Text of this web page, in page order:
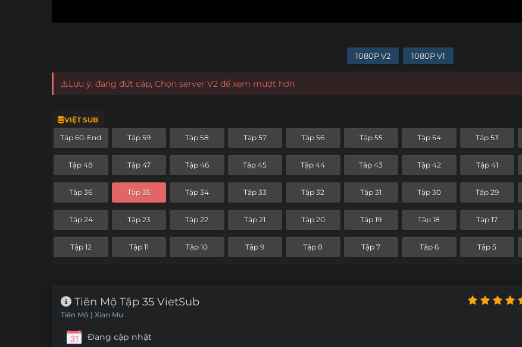
1080P V2 1080P V1
⚠️Lưu ý: đang đứt cáp, Chọn server V2 để xem mượt hơn
VIỆT SUB
Tập 60-End Tập 59 Tập 58 Tập 57 Tập 56 Tập 55 Tập 54 Tập 53
Tập 48 Tập 47 Tập 46 Tập 45 Tập 44 Tập 43 Tập 42 Tập 41
Tập 36 Tập 35 Tập 34 Tập 33 Tập 32 Tập 31 Tập 30 Tập 29
Tập 24 Tập 23 Tập 22 Tập 21 Tập 20 Tập 19 Tập 18 Tập 17
Tập 12 Tập 11 Tập 10 Tập 9 Tập 8 Tập 7 Tập 6 Tập 5
Tiên Mộ Tập 35 VietSub
Tiên Mộ | Xian Mu
Đang cập nhật